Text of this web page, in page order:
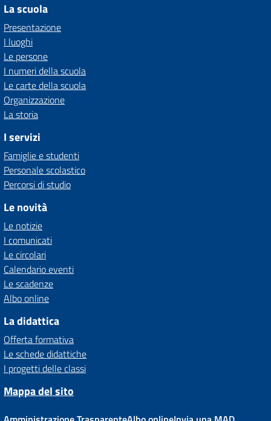
La scuola
Presentazione
I luoghi
Le persone
I numeri della scuola
Le carte della scuola
Organizzazione
La storia
I servizi
Famiglie e studenti
Personale scolastico
Percorsi di studio
Le novità
Le notizie
I comunicati
Le circolari
Calendario eventi
Le scadenze
Albo online
La didattica
Offerta formativa
Le schede didattiche
I progetti delle classi
Mappa del sito